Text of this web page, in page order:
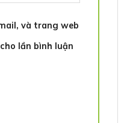
và trang web
lần bình luận